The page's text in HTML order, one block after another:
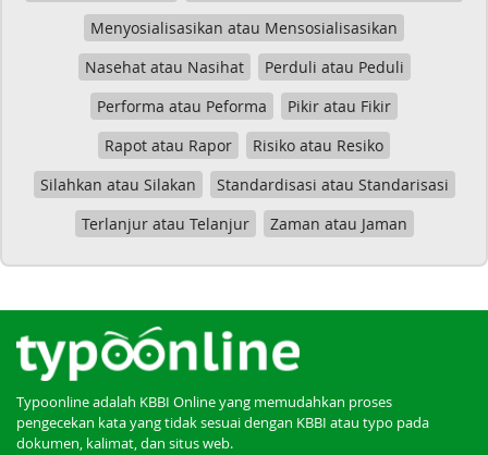
Menyosialisasikan atau Mensosialisasikan
Nasehat atau Nasihat
Perduli atau Peduli
Performa atau Peforma
Pikir atau Fikir
Rapot atau Rapor
Risiko atau Resiko
Silahkan atau Silakan
Standardisasi atau Standarisasi
Terlanjur atau Telanjur
Zaman atau Jaman
Typoonline adalah KBBI Online yang memudahkan proses
pengecekan kata yang tidak sesuai dengan KBBI atau typo pada
dokumen, kalimat, dan situs web.